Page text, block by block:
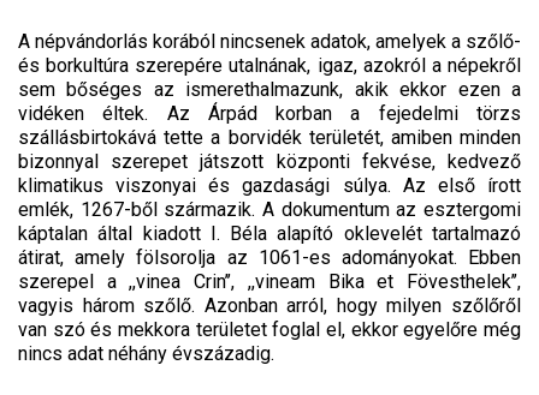
A népvándorlás korából nincsenek adatok, amelyek a szőlő-
és borkultúra szerepére utalnának, igaz, azokról a népekről
sem bőséges az ismerethalmazunk, akik ekkor ezen a
vidéken éltek. Az Árpád korban a fejedelmi törzs
szállásbirtokává tette a borvidék területét, amiben minden
bizonnyal szerepet játszott központi fekvése, kedvező
klimatikus viszonyai és gazdasági súlya. Az első írott
emlék, 1267-ből származik. A dokumentum az esztergomi
káptalan által kiadott I. Béla alapító oklevelét tartalmazó
átirat, amely fölsorolja az 1061-es adományokat. Ebben
szerepel a ,,vinea Crin’’, ,,vineam Bika et Fövesthelek’’,
vagyis három szőlő. Azonban arról, hogy milyen szőlőről
van szó és mekkora területet foglal el, ekkor egyelőre még
nincs adat néhány évszázadig.